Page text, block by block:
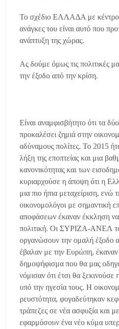
Το σχέδιο ΕΛΛΑΔΑ με κέντρο
ανάγκες του είναι αυτό που
ανάπτυξη της χώρας.
Ας δούμε όμως τις πολιτικές
την έξοδο από την κρίση.
Είναι αναμφισβήτητο ότι τα
προκαλέσει ζημιά στην
αδύναμους πολίτες. Το 2015
λήξη της εποπτείας και μια
κανονικότητας και των
κυριαρχούσε η άποψη ότι η
μια πιο ήπια μεταχείριση, ενώ
οικονομολόγοι με σημαντική
αποφάσεων έκαναν έκκληση
πολιτική. Οι ΣΥΡΙΖΑ-ΑΝΕΛ
οργανώσουν την ομαλή έξοδο
έβαλαν με την Ευρώπη,
δημοψήφισμα που θα μας
νόμισαν ότι έτσι θα
υπό την ηγεσία τους. Η
ρευστότητα, φυγαδεύτηκαν
τράπεζες σε νέα ασφυξία και
εφαρμόσουν ένα νέο κύμα